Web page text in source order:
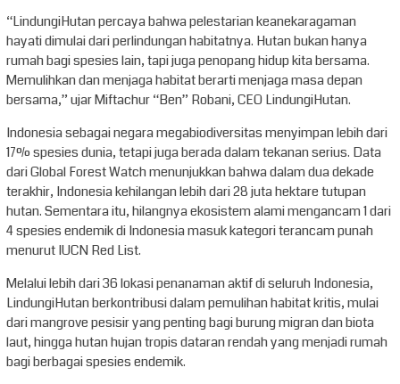
“LindungiHutan percaya bahwa pelestarian keanekaragaman
hayati dimulai dari perlindungan habitatnya. Hutan bukan hanya
rumah bagi spesies lain, tapi juga penopang hidup kita bersama.
Memulihkan dan menjaga habitat berarti menjaga masa depan
bersama,” ujar Miftachur “Ben” Robani, CEO LindungiHutan.
Indonesia sebagai negara megabiodiversitas menyimpan lebih dari
17% spesies dunia, tetapi juga berada dalam tekanan serius. Data
dari Global Forest Watch menunjukkan bahwa dalam dua dekade
terakhir, Indonesia kehilangan lebih dari 28 juta hektare tutupan
hutan. Sementara itu, hilangnya ekosistem alami mengancam 1 dari
4 spesies endemik di Indonesia masuk kategori terancam punah
menurut IUCN Red List.
Melalui lebih dari 36 lokasi penanaman aktif di seluruh Indonesia,
LindungiHutan berkontribusi dalam pemulihan habitat kritis, mulai
dari mangrove pesisir yang penting bagi burung migran dan biota
laut, hingga hutan hujan tropis dataran rendah yang menjadi rumah
bagi berbagai spesies endemik.